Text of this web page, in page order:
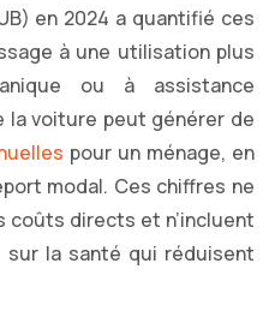
en 2024 a quantifié ces
à une utilisation plus
ou à assistance
voiture peut générer de
pour un ménage, en
modal. Ces chiffres ne
coûts directs et n’incluent
la santé qui réduisent